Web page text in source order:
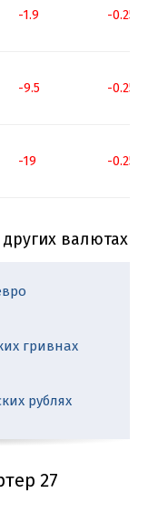
-1.9 -
-9.5 -
-19 -
валютах
гривнах
рублях
27